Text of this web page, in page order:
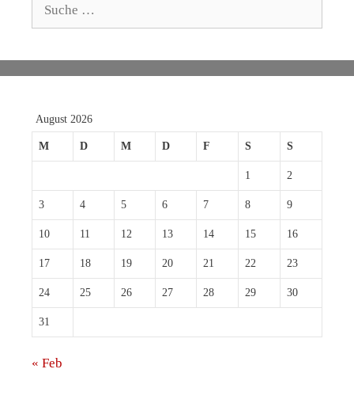
August 2026
M D M D F S S
1 2
3 4 5 6 7 8 9
10 11 12 13 14 15 16
17 18 19 20 21 22 23
24 25 26 27 28 29 30
31
« Feb